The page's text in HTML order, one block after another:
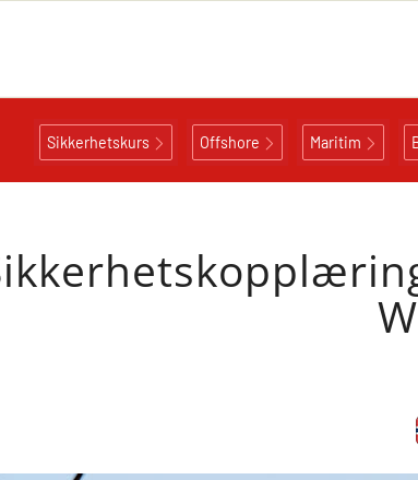
Sikkerhetskurs Offshore Maritim